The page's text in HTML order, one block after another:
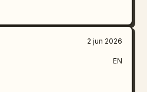
cerca de la
exacto de paneles:
fila superior y luego
2 jun 2026
EN